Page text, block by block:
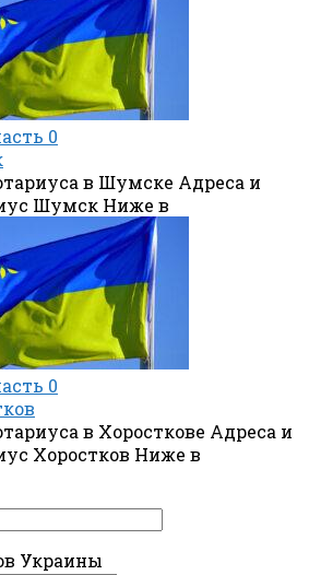
0
в Шумске Адреса и
Шумск Ниже в
0
в Хоросткове Адреса и
Хоростков Ниже в
Украины